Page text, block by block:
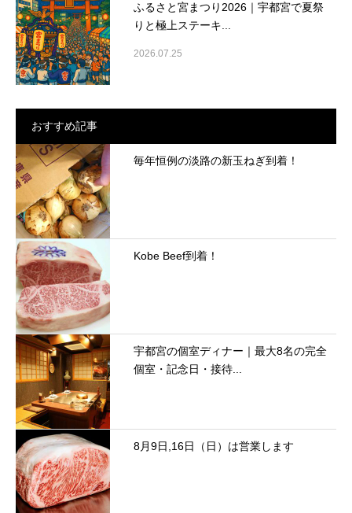
ふるさと宮まつり2026｜宇都宮で夏祭
りと極上ステーキ...
2026.07.25
おすすめ記事
毎年恒例の淡路の新玉ねぎ到着！
Kobe Beef到着！
宇都宮の個室ディナー｜最大8名の完全
個室・記念日・接待...
8月9日,16日（日）は営業します